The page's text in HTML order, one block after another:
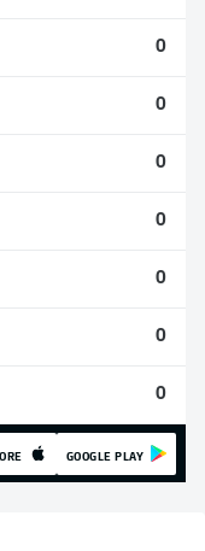
0
0
0
0
0
0
0
GOOGLE PLAY